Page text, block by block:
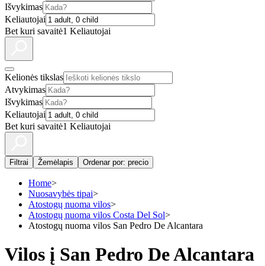
Išvykimas
Keliautojai
Bet kuri savaitė1 Keliautojai
Kelionės tikslas
Atvykimas
Išvykimas
Keliautojai
Bet kuri savaitė1 Keliautojai
Filtrai Žemėlapis Ordenar por: precio
Home>
Nuosavybės tipai>
Atostogų nuoma vilos>
Atostogų nuoma vilos Costa Del Sol>
Atostogų nuoma vilos San Pedro De Alcantara
Vilos į San Pedro De Alcantara